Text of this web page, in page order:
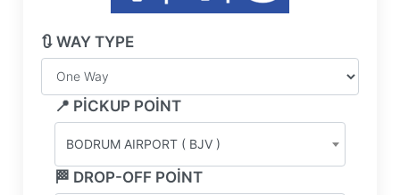
🔃 WAY TYPE
📍 PICKUP POINT
BODRUM AIRPORT ( BJV )
🏁 DROP-OFF POINT